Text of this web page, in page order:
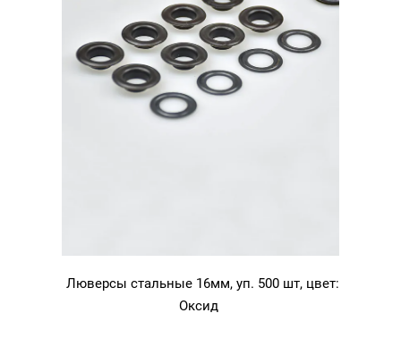
Люверсы стальные 16мм, уп. 500 шт, цвет:
Оксид